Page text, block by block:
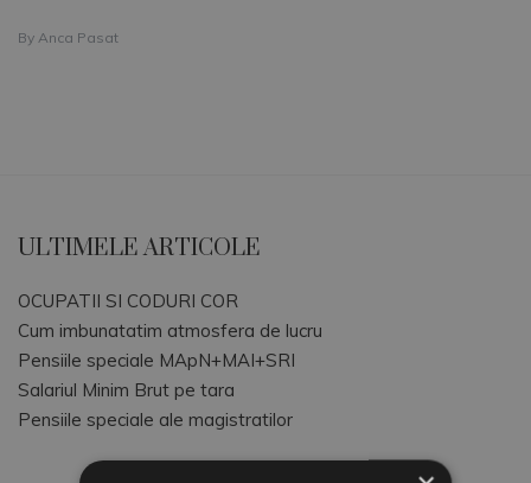
By Anca Pasat
ULTIMELE ARTICOLE
OCUPATII SI CODURI COR
Cum imbunatatim atmosfera de lucru
Pensiile speciale MApN+MAI+SRI
Salariul Minim Brut pe tara
Pensiile speciale ale magistratilor